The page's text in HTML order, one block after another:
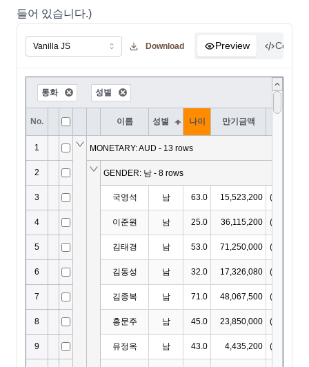
들어 있습니다.)
Download Preview Code